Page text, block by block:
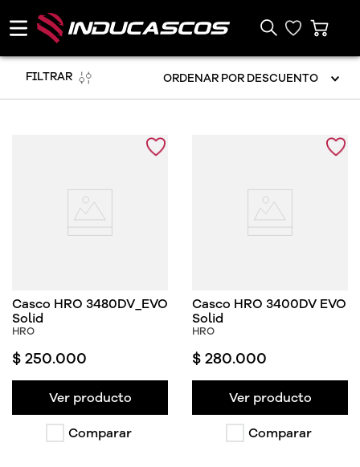
FILTRAR ORDENAR POR DESCUENTO
Casco HRO 3480DV_EVO
Solid
HRO
$ 250.000
Ver producto
Comparar
Casco HRO 3400DV EVO
Solid
HRO
$ 280.000
Ver producto
Comparar